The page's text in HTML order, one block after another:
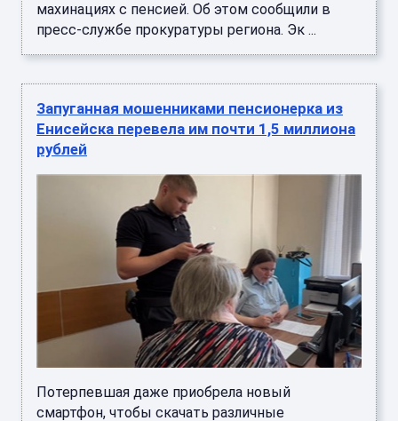
махинациях с пенсией. Об этом сообщили в
пресс-службе прокуратуры региона. Эк ...
Запуганная мошенниками пенсионерка из
Енисейска перевела им почти 1,5 миллиона
рублей
Потерпевшая даже приобрела новый
смартфон, чтобы скачать различные